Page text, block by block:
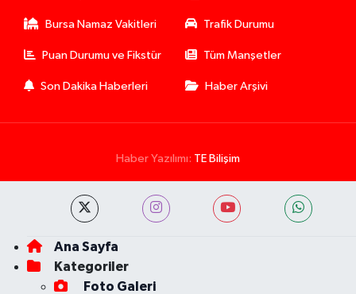
Bursa Namaz Vakitleri Trafik Durumu
Puan Durumu ve Fikstür Tüm Manşetler
Son Dakika Haberleri Haber Arşivi
Haber Yazılımı: TE Bilişim
Ana Sayfa
Kategoriler
Foto Galeri